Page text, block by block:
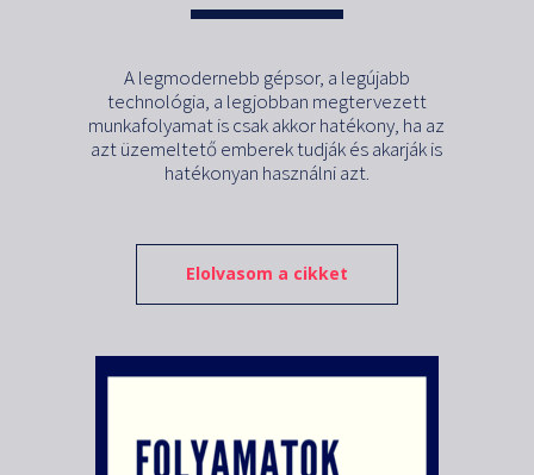
A legmodernebb gépsor, a legújabb
technológia, a legjobban megtervezett
munkafolyamat is csak akkor hatékony, ha az
azt üzemeltető emberek tudják és akarják is
hatékonyan használni azt.
Elolvasom a cikket